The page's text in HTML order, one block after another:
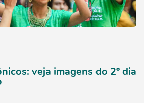
veja imagens do 2º dia